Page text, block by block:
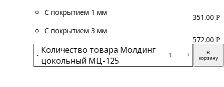
С покрытием 1 мм
С покрытием 3 мм
- Количество товара Молдинг
цокольный МЦ-125
+
В
корзину
351.00 Р
572.00 Р